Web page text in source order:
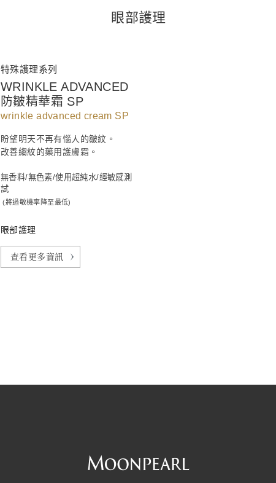
眼部護理
特殊護理系列
WRINKLE ADVANCED
防皺精華霜 SP
wrinkle advanced cream SP
盼望明天不再有惱人的皺紋。
改善縐紋的藥用護膚霜。
無香料/無色素/使用超純水/經敏感測
試
(將過敏機率降至最低)
眼部護理
查看更多資訊